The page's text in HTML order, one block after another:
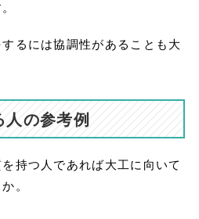
るには協調性があることも大
人の参考例
持つ人であれば大工に向いて
。